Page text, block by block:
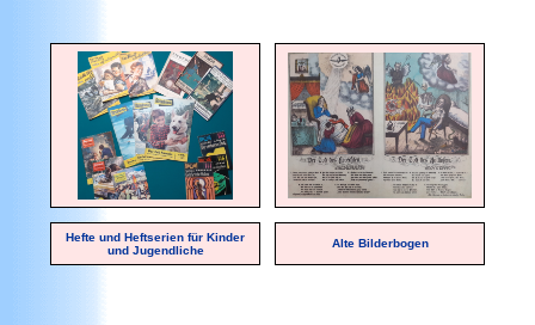
Hefte und Heftserien für Kinder
und Jugendliche
Alte Bilderbogen